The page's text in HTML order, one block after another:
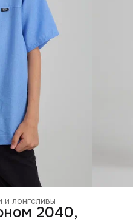
и лонгсливы
2040,